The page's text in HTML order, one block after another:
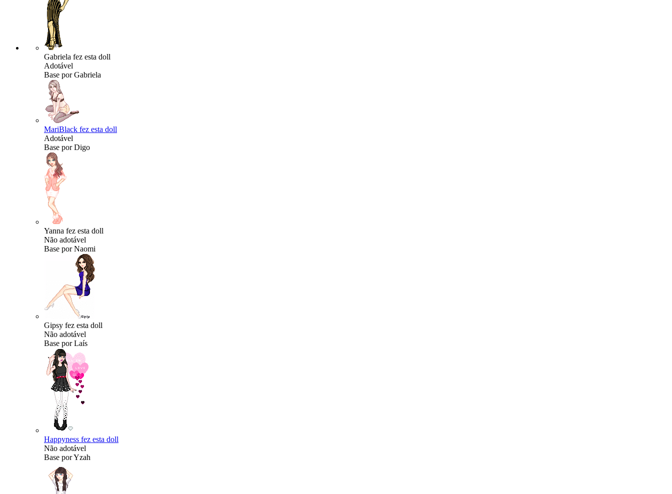
Gabriela fez esta doll
Adotável
Base por Gabriela
MariBlack fez esta doll
Adotável
Base por Digo
Yanna fez esta doll
Não adotável
Base por Naomi
Gipsy fez esta doll
Não adotável
Base por Laís
Happyness fez esta doll
Não adotável
Base por Yzah